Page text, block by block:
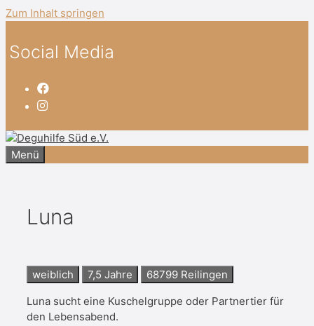
Zum Inhalt springen
Social Media
Menü
Luna
weiblich 7,5 Jahre
68799 Reilingen
Luna sucht eine Kuschelgruppe oder Partnertier für
den Lebensabend.